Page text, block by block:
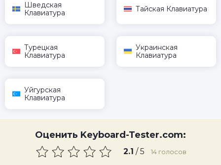
Шведская
Клавиатура
Тайская Клавиатура
Турецкая
Клавиатура
Украинская
Клавиатура
Уйгурская
Клавиатура
Оценить Keyboard-Tester.com:
2.1 / 5 14 голосов